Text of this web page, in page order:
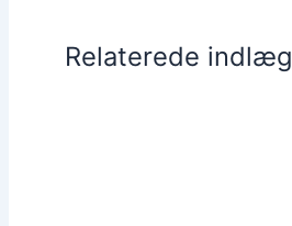
Relaterede indlæg